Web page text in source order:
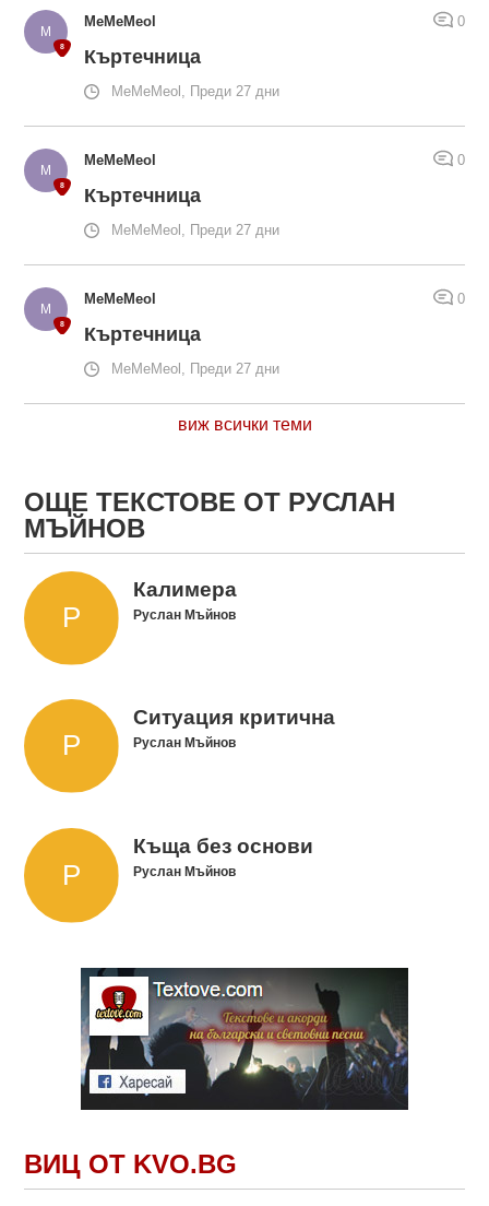
MeMeMeol 0
Къртечница
MeMeMeol, Преди 27 дни
MeMeMeol 0
Къртечница
MeMeMeol, Преди 27 дни
MeMeMeol 0
Къртечница
MeMeMeol, Преди 27 дни
виж всички теми
ОЩЕ ТЕКСТОВЕ ОТ РУСЛАН
МЪЙНОВ
Калимера
Руслан Мъйнов
Ситуация критична
Руслан Мъйнов
Къща без основи
Руслан Мъйнов
ВИЦ ОТ KVO.BG